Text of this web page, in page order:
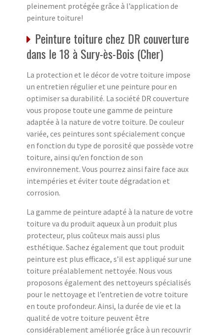
pleinement protégée grâce à l’application de
peinture toiture!
Peinture toiture chez DR couverture
dans le 18 à Sury-ès-Bois (Cher)
La protection et le décor de votre toiture impose
un entretien régulier et une peinture pour en
optimiser sa durabilité. La société DR couverture
vous propose toute une gamme de peinture
adaptée à la nature de votre toiture. De couleur
variée, ces peintures sont spécialement conçue
en fonction du type de porosité que possède votre
toiture, ainsi qu’en fonction de son
environnement. Vous pourrez ainsi faire face aux
intempéries et éviter toute dégradation et
corrosion.
La gamme de peinture adapté à la nature de votre
toiture va du produit aqueux à un produit plus
protecteur, plus coûteux mais aussi plus
esthétique. Sachez également que tout produit
peinture est plus efficace, s’il est appliqué sur une
toiture préalablement nettoyée. Nous vous
proposons également des nettoyeurs spécialisés
pour le nettoyage et l’entretien de votre toiture
en toute profondeur. Ainsi, la durée de vie et la
qualité de votre toiture peuvent être
considérablement améliorée grâce à un recouvrir